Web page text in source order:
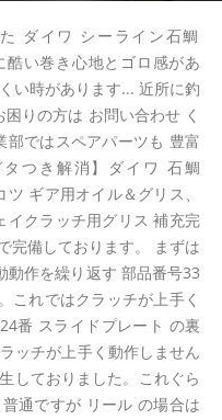
ダイワ シーライン石鯛
酷い巻き心地とゴロ感があ
い時があります... 近所に釣
りの方は お問い合わせ く
部ではスペアパーツも 豊富
つき解消】ダイワ 石鯛
ギア用オイル＆グリス、
イクラッチ用グリス 補充完
完備しております。 まずは
動作を繰り返す 部品番号33
これではクラッチが上手く
番 スライドプレート の裏
ッチが上手く動作しません
しておりました。これぐら
通ですが リール の場合は